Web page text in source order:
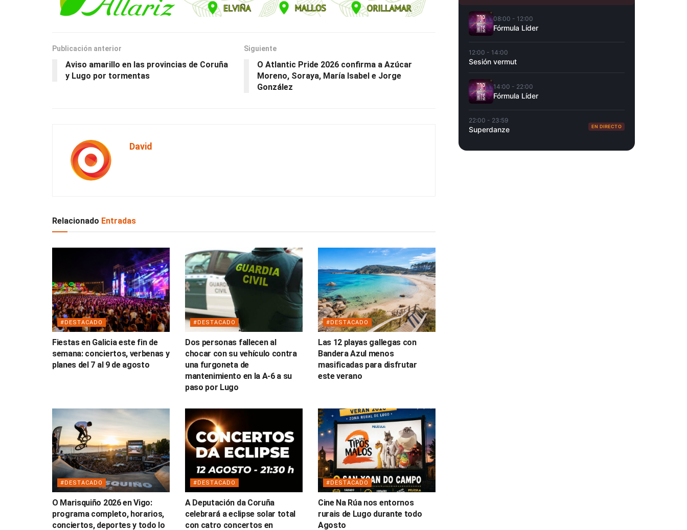
Publicación anterior
Aviso amarillo en las provincias de Coruña
y Lugo por tormentas
Siguiente
O Atlantic Pride 2026 confirma a Azúcar
Moreno, Soraya, María Isabel e Jorge
González
David
Relacionado Entradas
#DESTACADO
Fiestas en Galicia este fin de
semana: conciertos, verbenas y
planes del 7 al 9 de agosto
#DESTACADO
Dos personas fallecen al
chocar con su vehículo contra
una furgoneta de
mantenimiento en la A-6 a su
paso por Lugo
#DESTACADO
Las 12 playas gallegas con
Bandera Azul menos
masificadas para disfrutar
este verano
#DESTACADO
O Marisquiño 2026 en Vigo:
programa completo, horarios,
conciertos, deportes y todo lo
#DESTACADO
A Deputación da Coruña
celebrará a eclipse solar total
con catro concertos en
#DESTACADO
Cine Na Rúa nos entornos
rurais de Lugo durante todo
Agosto
08:00 - 12:00
Fórmula Líder
12:00 - 14:00
Sesión vermut
14:00 - 22:00
Fórmula Líder
22:00 - 23:59
Superdanze EN DIRECTO